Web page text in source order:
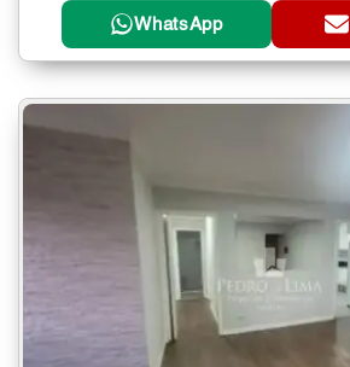
WhatsApp